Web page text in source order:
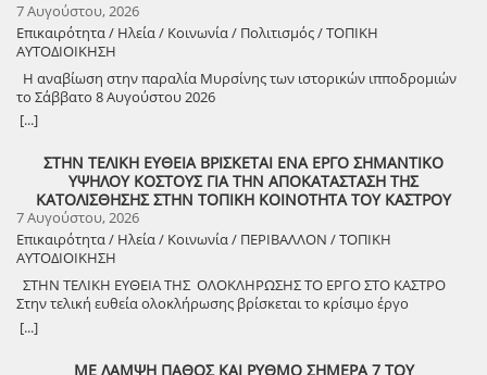
Αθήνας – Γωγώ Κανελλοπούλου, εκπαιδευτικός – Νίκος
Σιάκκουλης, Πρόεδρος eco action Νεμούτας Θα ακολουθήσoυν
χοροί της Ηλείας από το Λύκειο Ελληνίδων Πύργου Η είσοδος για
την πολιτιστική εκδήλωση είναι ελεύθερη. Μετά το πέρας της
εκδήλωσης, σας προσκαλούμε να διασκεδάσουμε όλοι μαζί με
ζωντανή παραδοσιακή μουσική από τη μουσική ομάδα του
Λύσανδρου Παναγόπουλου, σε μια βραδιά γεμάτη κέφι, χορό και
συμμετοχής στο γλέντι: 10 ευρώ ανά άτομο.
7 Αυγούστου, 2026
Επικαιρότητα / Ηλεία / Κοινωνία / Πολιτισμός / ΤΟΠΙΚΗ
ΑΥΤΟΔΙΟΙΚΗΣΗ
Η αναβίωση στην παραλία Μυρσίνης των ιστορικών ιπποδρομιών
το Σάββατο 8 Αυγούστου 2026
[...]
ΣΤΗΝ ΤΕΛΙΚΗ ΕΥΘΕΙΑ ΒΡΙΣΚΕΤΑΙ ΕΝΑ ΕΡΓΟ ΣΗΜΑΝΤΙΚΟ
ΥΨΗΛΟΥ ΚΟΣΤΟΥΣ ΓΙΑ ΤΗΝ ΑΠΟΚΑΤΑΣΤΑΣΗ ΤΗΣ
ΚΑΤΟΛΙΣΘΗΣΗΣ ΣΤΗΝ ΤΟΠΙΚΗ ΚΟΙΝΟΤΗΤΑ ΤΟΥ ΚΑΣΤΡΟΥ
7 Αυγούστου, 2026
Επικαιρότητα / Ηλεία / Κοινωνία / ΠΕΡΙΒΑΛΛΟΝ / ΤΟΠΙΚΗ
ΑΥΤΟΔΙΟΙΚΗΣΗ
ΣΤΗΝ ΤΕΛΙΚΗ ΕΥΘΕΙΑ ΤΗΣ ΟΛΟΚΛΗΡΩΣΗΣ ΤΟ ΕΡΓΟ ΣΤΟ ΚΑΣΤΡΟ
Στην τελική ευθεία ολοκλήρωσης βρίσκεται το κρίσιμο έργο
αποκατάστασης της κατολίσθησης στην Τ.Κ. Κάστρου,
προϋπολογισμού 1,25 εκατομμυρίων ευρώ. Έπειτα από αυτοψία που
[...]
ΜΕ ΛΑΜΨΗ ΠΑΘΟΣ ΚΑΙ ΡΥΘΜΟ ΣΗΜΕΡΑ 7 ΤΟΥ